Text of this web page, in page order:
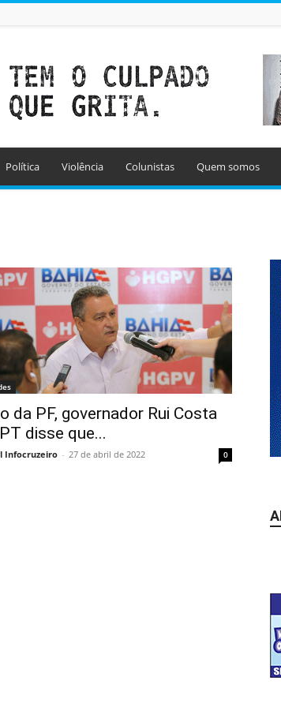
Política Violência Colunistas Quem somos
da PF, governador Rui Costa
disse que...
Infocruzeiro - 27 de abril de 2022 0